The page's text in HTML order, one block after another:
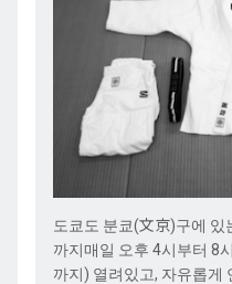
도쿄도 분쿄(文京)구에 있
까지매일 오후 4시부터 8
까지) 열려있고, 자유롭게